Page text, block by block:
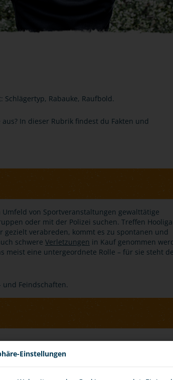
Rabauke, Raufbold.
In dieser Rubrik findest du Fakten und
von Sportveranstaltungen gewalttätige
oder mit der Polizei suchen. Treffen
verabreden, kommt es zu spontanen und
schwere Verletzungen in Kauf genommen
meist eine untergeordnete Rolle – für sie steht
Feindschaften.
Einstellungen